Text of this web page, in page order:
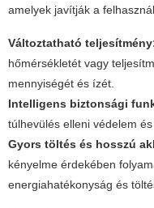
amelyek javítják a
Változtatható
hőmérsékletét vagy
mennyiségét és ízét.
Intelligens biztonsági
túlhevülés elleni védelem
Gyors töltés és hosszú
kényelme érdekében
energiahatékonyság és